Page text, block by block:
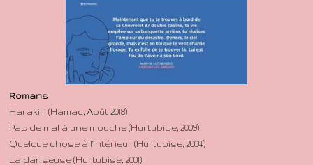
Romans
Harakiri (Hamac, Août 2018)
Pas de mal à une mouche (Hurtubise, 2009)
Quelque chose à l'intérieur (Hurtubise, 2004)
La danseuse (Hurtubise, 2001)